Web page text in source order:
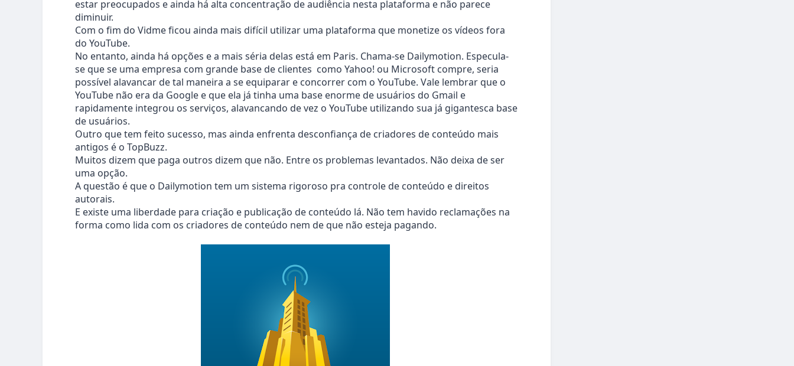
estar preocupados e ainda há alta concentração de audiência nesta plataforma e não parece
diminuir.
Com o fim do Vidme ficou ainda mais difícil utilizar uma plataforma que monetize os vídeos fora
do YouTube.
No entanto, ainda há opções e a mais séria delas está em Paris. Chama-se Dailymotion. Especula-
se que se uma empresa com grande base de clientes como Yahoo! ou Microsoft compre, seria
possível alavancar de tal maneira a se equiparar e concorrer com o YouTube. Vale lembrar que o
YouTube não era da Google e que ela já tinha uma base enorme de usuários do Gmail e
rapidamente integrou os serviços, alavancando de vez o YouTube utilizando sua já gigantesca base
de usuários.
Outro que tem feito sucesso, mas ainda enfrenta desconfiança de criadores de conteúdo mais
antigos é o TopBuzz.
Muitos dizem que paga outros dizem que não. Entre os problemas levantados. Não deixa de ser
uma opção.
A questão é que o Dailymotion tem um sistema rigoroso pra controle de conteúdo e direitos
autorais.
E existe uma liberdade para criação e publicação de conteúdo lá. Não tem havido reclamações na
forma como lida com os criadores de conteúdo nem de que não esteja pagando.